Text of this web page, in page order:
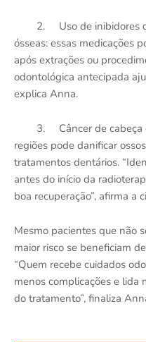
2.
Uso de inibidores
ósseas: essas medicações
após extrações ou
odontológica antecipada
explica Anna.
3.
Câncer de
regiões pode danificar
tratamentos dentários.
antes do início da
boa recuperação”, afirma a
Mesmo pacientes que não
maior risco se beneficiam
“Quem recebe cuidados
menos complicações e lida
do tratamento”, finaliza